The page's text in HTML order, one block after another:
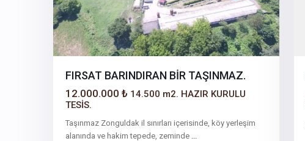
FIRSAT BARINDIRAN BİR TAŞINMAZ.
12.000.000 ₺ 14.500 m2. HAZIR KURULU
TESİS.
Taşınmaz Zonguldak il sınırları içerisinde, köy yerleşim
alanında ve hakim tepede, zeminde ...